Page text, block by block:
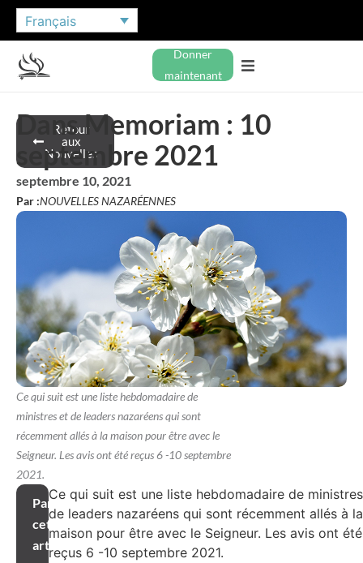
Français
Donner
maintenant
Retour
aux
Nouvelles
Dans Memoriam : 10
septembre 2021
septembre 10, 2021
Par :NOUVELLES NAZARÉENNES
Ce qui suit est une liste hebdomadaire de
ministres et de leaders nazaréens qui sont
récemment allés à la maison pour être avec le
Seigneur. Les avis ont été reçus 6 -10 septembre
2021.
Partager
cet
article
Ce qui suit est une liste hebdomadaire de
de leaders nazaréens qui sont récemment allés à la
maison pour être avec le Seigneur. Les avis ont été
reçus 6 -10 septembre 2021.